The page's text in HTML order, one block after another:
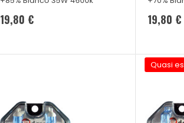
19,80 € 19,80 €
Quasi